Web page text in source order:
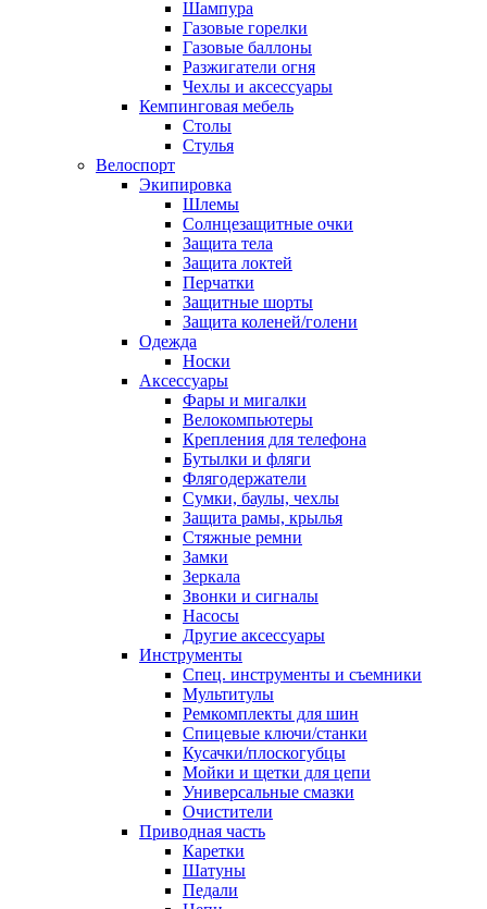
Шампура
Газовые горелки
Газовые баллоны
Разжигатели огня
Чехлы и аксессуары
Кемпинговая мебель
Столы
Стулья
Велоспорт
Экипировка
Шлемы
Солнцезащитные очки
Защита тела
Защита локтей
Перчатки
Защитные шорты
Защита коленей/голени
Одежда
Носки
Аксессуары
Фары и мигалки
Велокомпьютеры
Крепления для телефона
Бутылки и фляги
Флягодержатели
Сумки, баулы, чехлы
Защита рамы, крылья
Стяжные ремни
Замки
Зеркала
Звонки и сигналы
Насосы
Другие аксессуары
Инструменты
Спец. инструменты и съемники
Мультитулы
Ремкомплекты для шин
Спицевые ключи/станки
Кусачки/плоскогубцы
Мойки и щетки для цепи
Универсальные смазки
Очистители
Приводная часть
Каретки
Шатуны
Педали